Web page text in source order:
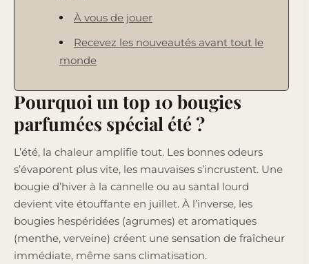
À vous de jouer
Recevez les nouveautés avant tout le
monde
Pourquoi un top 10 bougies
parfumées spécial été ?
L’été, la chaleur amplifie tout. Les bonnes odeurs
s’évaporent plus vite, les mauvaises s’incrustent. Une
bougie d’hiver à la cannelle ou au santal lourd
devient vite étouffante en juillet. À l’inverse, les
bougies hespéridées (agrumes) et aromatiques
(menthe, verveine) créent une sensation de fraîcheur
immédiate, même sans climatisation.